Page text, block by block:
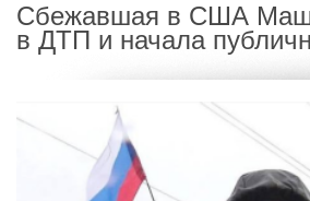
Сбежавшая в США
в ДТП и начала